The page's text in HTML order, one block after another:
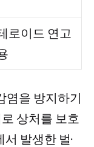
로이드 연고
염을 방지하기
상처를 보호
발생한 벌·